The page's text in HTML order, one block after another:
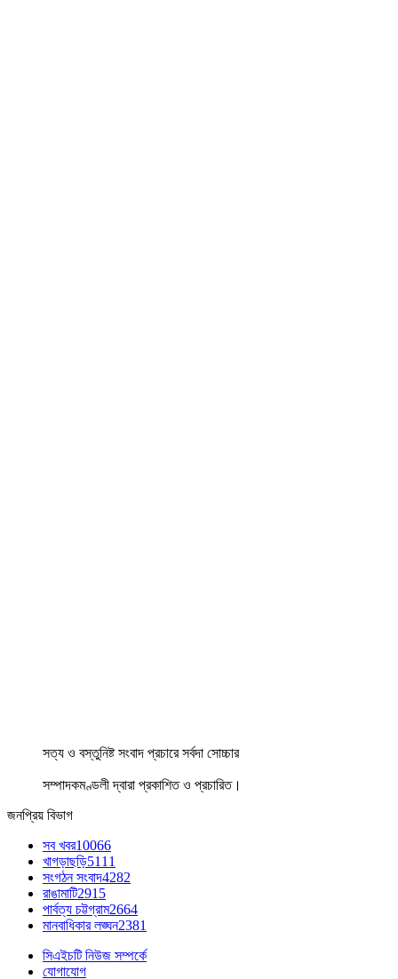
সত্য ও বস্তুনিষ্ট সংবাদ প্রচারে সর্বদা সোচ্চার
সম্পাদকমণ্ডলী দ্বারা প্রকাশিত ও প্রচারিত।
জনপ্রিয় বিভাগ
সব খবর10066
খাগড়াছড়ি5111
সংগঠন সংবাদ4282
রাঙামাটি2915
পার্বত্য চট্টগ্রাম2664
মানবাধিকার লঙ্ঘন2381
সিএইচটি নিউজ সম্পর্কে
যোগাযোগ